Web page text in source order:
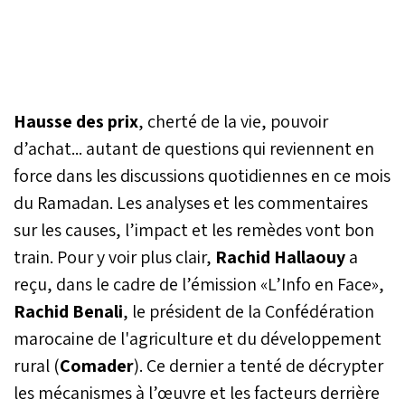
Hausse des prix, cherté de la vie, pouvoir
d’achat... autant de questions qui reviennent en
force dans les discussions quotidiennes en ce mois
du Ramadan. Les analyses et les commentaires
sur les causes, l’impact et les remèdes vont bon
train. Pour y voir plus clair, Rachid Hallaouya
reçu, dans le cadre de l’émission «L’Info en Face»,
Rachid Benali, le président de la Confédération
marocaine de l'agriculture et du développement
rural (Comader). Ce dernier a tenté de décrypter
les mécanismes à l’œuvre et les facteurs derrière